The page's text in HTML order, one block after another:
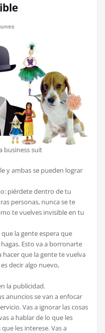
business suit
y ambas se pueden lograr
piérdete dentro de tu
personas, nunca se te
te vuelves invisible en tu
la gente espera que
Esto va a borronarte
que la gente te vuelva
decir algo nuevo,
la publicidad.
anuncios se van a enfocar
Vas a ignorar las cosas
a hablar de lo que les
les interese. Vas a